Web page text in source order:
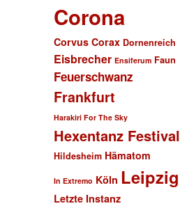
Corona
Corvus Corax Dornenreich
Eisbrecher Ensiferum Faun
Feuerschwanz
Frankfurt
Harakiri For The Sky
Hexentanz Festival
Hildesheim Hämatom
In Extremo Köln Leipzig
Letzte Instanz